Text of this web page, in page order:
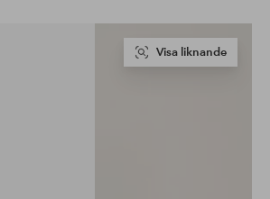
pris
Visa liknande